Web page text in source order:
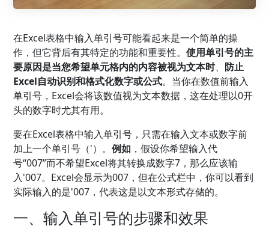
在Excel表格中输入单引号可能看起来是一个简单的操
作，但它背后有其特定的功能和重要性。使用单引号的主
要原因是当您希望单元格内的内容被视为文本时、 防止
Excel自动识别和格式化数字或公式。当你在数值前输入
单引号，Excel会将该数值视为文本数据，这在处理以0开
头的数字时尤其有用。
要在Excel表格中输入单引号，只需在输入文本或数字前
加上一个单引号（'）。例如 ，假设你希望输入代
号“007”而不希望Excel将其转换成数字7，那么应该输
入'007。Excel会显示为007，但在公式栏中，你可以看到
实际输入的是'007，代表这是以文本形式存储的。
一、输入单引号的步骤和效果